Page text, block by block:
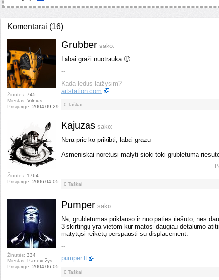
Komentarai (16)
Žinutės: 745
Miestas: Vilnius
Prisijungė: 2004-09-29
Grubber sako:
Labai graži nuotrauka 🙂
--
Kada ledus laižysim?
artstation.com
0 Taškai
Žinutės: 1764
Prisijungė: 2006-04-05
Kajuzas sako:
Nera prie ko prikibti, labai grazu
Asmeniskai noretusi matyti sioki toki grubletuma
0 Taškai
Žinutės: 334
Miestas: Panevėžys
Prisijungė: 2004-06-05
Pumper sako:
Na, grublėtumas priklauso ir nuo paties riešuto, nes
3 skirtingų yra vietom kur matosi daugiau detalumo
matytųsi reikėtų perspausti su displacement.
--
pumper.lt
0 Taškai